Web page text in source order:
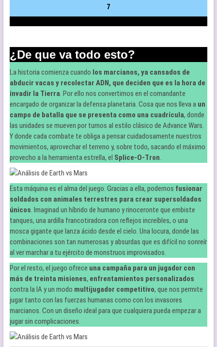
7
¿De que va todo esto?
La historia comienza cuando los marcianos, ya cansados de
abducir vacas y recolectar ADN, que deciden que es la hora de
invadir la Tierra. Por ello nos convertimos en el comandante
encargado de organizar la defensa planetaria. Cosa que nos lleva a un
campo de batalla que se presenta como una cuadrícula, donde
las unidades se mueven por turnos al estilo clásico de Advance Wars.
Y donde cada combate te obliga a pensar cuidadosamente nuestros
movimientos, aprovechar el terreno y, sobre todo, sacando el máximo
provecho a la herramienta estrella, el Splice-O-Tron.
Esta máquina es el alma del juego. Gracias a ella, podemos fusionar
soldados con animales terrestres para crear supersoldados
únicos. Imaginad un híbrido de humano y rinoceronte que embiste
tanques, una ardilla francotiradora con reflejos increíbles, o una
mosca gigante que lanza ácido desde el cielo. Una locura, donde las
combinaciones son tan numerosas y absurdas que es difícil no sonreír
al ver marchar a tu ejército de monstruos improvisados.
Por el resto, el juego ofrece una campaña para un jugador con
más de treinta misiones, enfrentamientos personalizados
contra la IA y un modo multijugador competitivo, que nos permite
jugar tanto con las fuerzas humanas como con los invasores
marcianos. Con un diseño ideal para que cualquiera pueda empezar a
jugar sin complicaciones.